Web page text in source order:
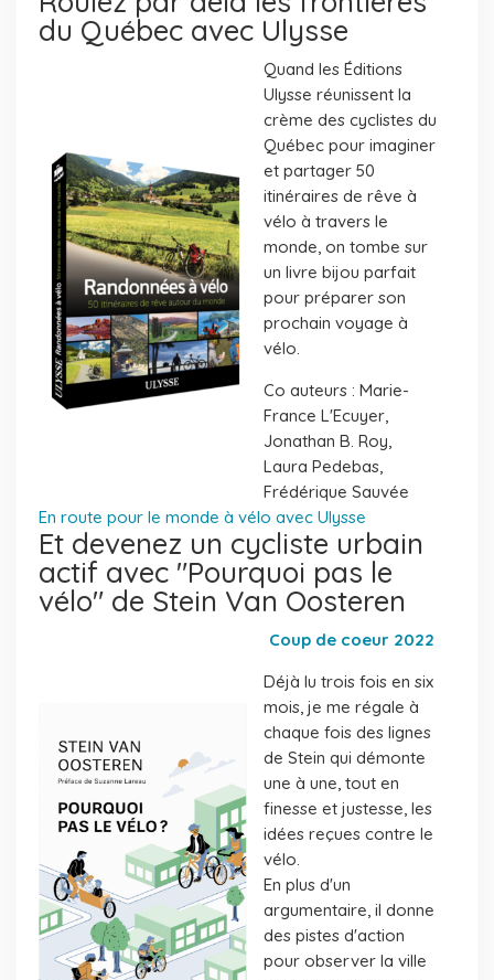
du Québec avec Ulysse
Quand les Éditions
Ulysse réunissent la
crème des cyclistes du
Québec pour imaginer
et partager 50
itinéraires de rêve à
vélo à travers le
monde, on tombe sur
un livre bijou parfait
pour préparer son
prochain voyage à
vélo.
Co auteurs : Marie-
France L'Ecuyer,
Jonathan B. Roy,
Laura Pedebas,
Frédérique Sauvée
En route pour le monde à vélo avec Ulysse
Et devenez un cycliste urbain
actif avec "Pourquoi pas le
vélo" de Stein Van Oosteren
Coup de coeur 2022
Déjà lu trois fois en six
mois, je me régale à
chaque fois des lignes
de Stein qui démonte
une à une, tout en
finesse et justesse, les
idées reçues contre le
vélo.
En plus d'un
argumentaire, il donne
des pistes d'action
pour observer la ville